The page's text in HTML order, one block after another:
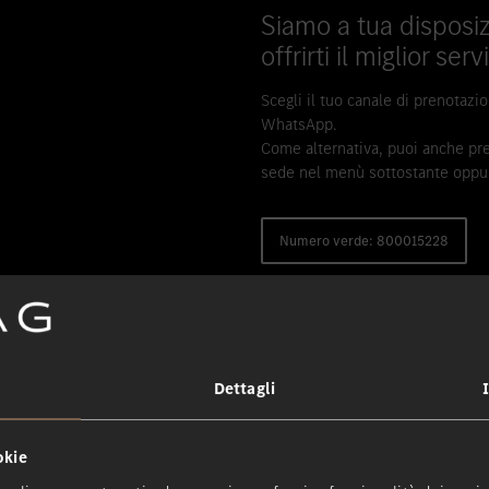
Dettagli
Siamo a tua
offrirti il miglior
Scegli il tuo canale di
WhatsApp.
Come alternativa, puoi anche
sede nel menù sottostante
Numero verde: 800015228
di manutenzione presso le